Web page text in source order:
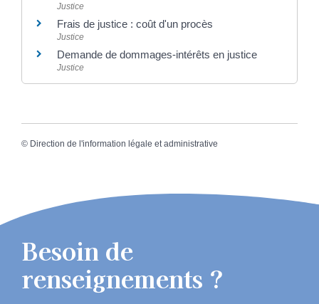
Justice
Frais de justice : coût d'un procès
Justice
Demande de dommages-intérêts en justice
Justice
© Direction de l'information légale et administrative
Besoin de
renseignements ?